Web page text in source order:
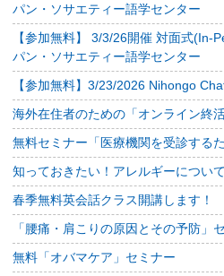
パン・ソサエティー語学センター
【参加無料】 3/3/26開催 対面式(In-
パン・ソサエティー語学センター
【参加無料】3/23/2026 Nihongo
海外在住者のための「オンライン終
無料セミナー「医療機関を受診する
知っておきたい！アレルギーについ
春季無料英会話クラス開講します！
「腰痛・肩こりの原因とその予防」
無料「オバマケア」セミナー